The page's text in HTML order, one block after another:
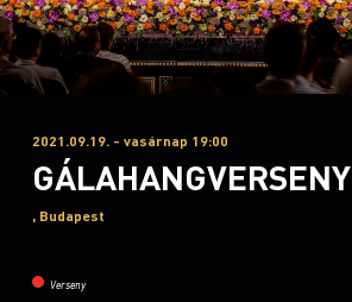
2021.09.19. - vasárnap 19:00
GÁLAHANGVERSENY
, Budapest
Verseny